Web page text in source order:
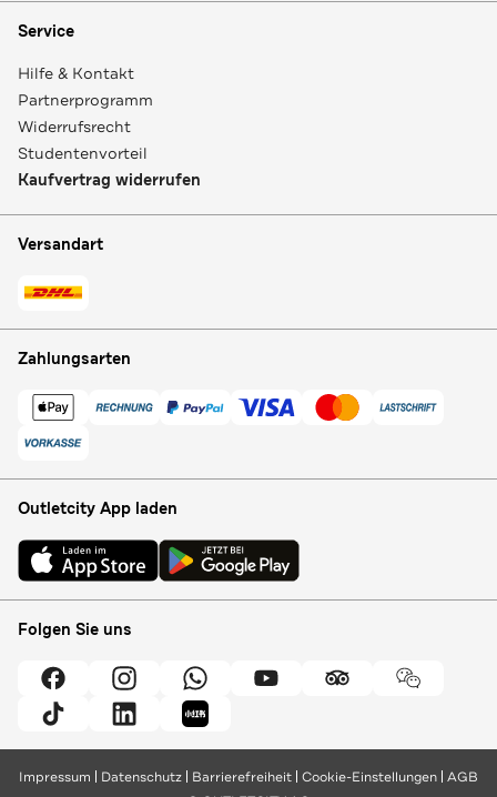
Service
Hilfe & Kontakt
Partnerprogramm
Widerrufsrecht
Studentenvorteil
Kaufvertrag widerrufen
Versandart
Zahlungsarten
Outletcity App laden
Folgen Sie uns
Impressum Datenschutz Barrierefreiheit Cookie-Einstellungen AGB